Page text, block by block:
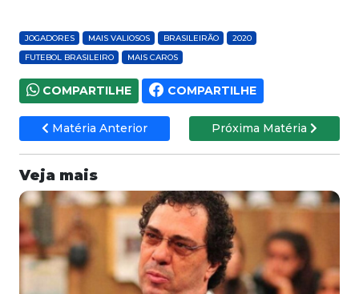
JOGADORES MAIS VALIOSOS BRASILEIRÃO
2020
FUTEBOL BRASILEIRO
MAIS CAROS
COMPARTILHE COMPARTILHE
Matéria Anterior Próxima Matéria
Veja mais